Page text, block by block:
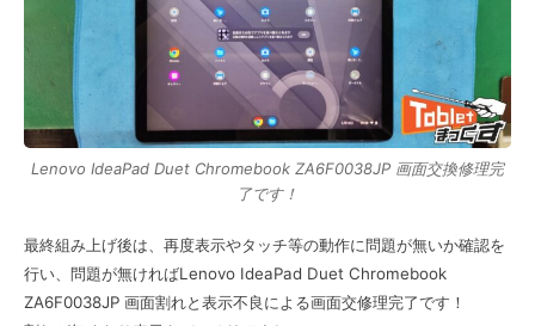
Lenovo IdeaPad Duet Chromebook ZA6F0038JP 画面交換修理完
了です！
最終組み上げ後は、再度表示やタッチ等の動作に問題が無いか確認を
行い、問題が無ければLenovo IdeaPad Duet Chromebook
ZA6F0038JP 画面割れと表示不良による画面交修理完了です！